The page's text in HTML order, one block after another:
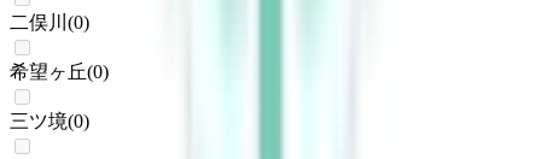
二俣川 (0)
希望ヶ丘(0)
三ツ境(0)